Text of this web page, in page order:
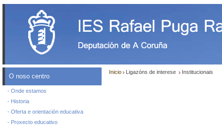
O noso centro
- Onde estamos
- Historia
- Oferta e orientación educativa
- Proxecto educativo
Inicio Ligazóns de interese Institucionais